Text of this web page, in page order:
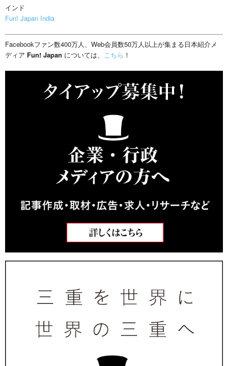
インド
Fun! Japan India
Facebookファン数400万人、Web会員数50万人以上が集まる日本紹介メ
ディア Fun! Japan については、 こちら ！